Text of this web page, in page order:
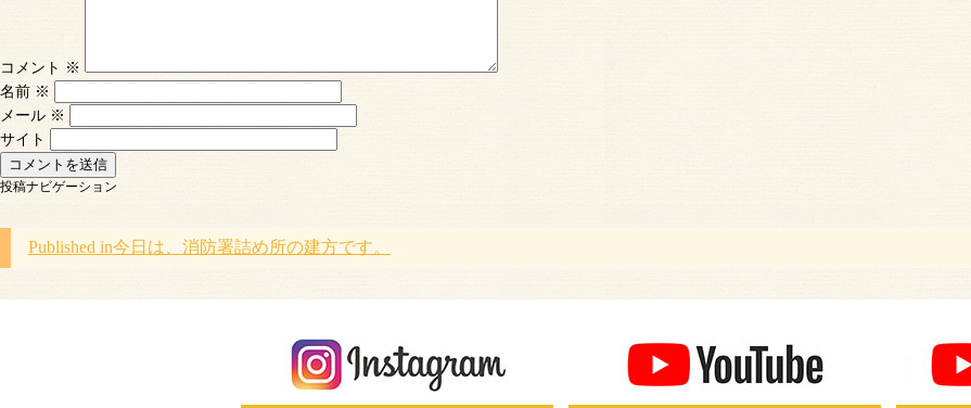
コメント ※
名前 ※
メール ※
サイト
投稿ナビゲーション
Published in今日は、消防署詰め所の建方です。